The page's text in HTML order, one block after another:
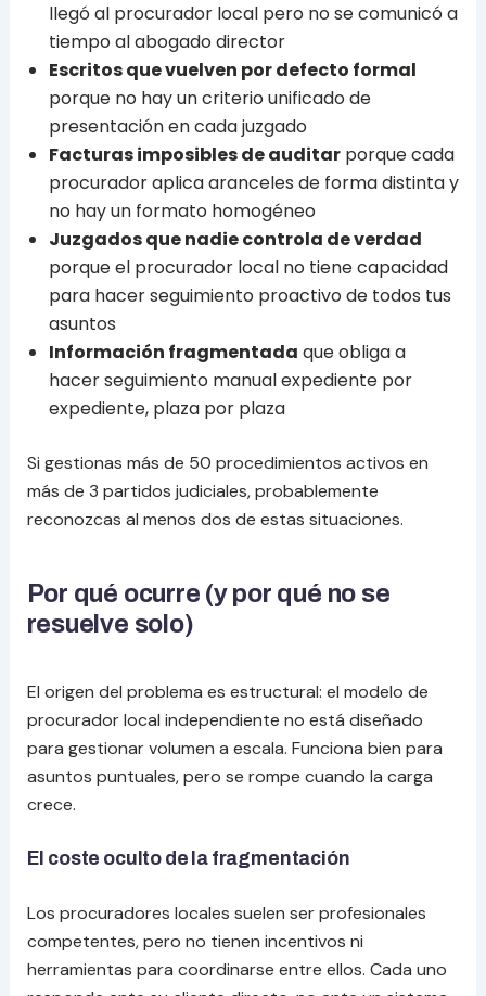
llegó al procurador local pero no se comunicó a
tiempo al abogado director
Escritos que vuelven por defecto formal
porque no hay un criterio unificado de
presentación en cada juzgado
Facturas imposibles de auditarporque cada
procurador aplica aranceles de forma distinta y
no hay un formato homogéneo
Juzgados que nadie controla de verdad
porque el procurador local no tiene capacidad
para hacer seguimiento proactivo de todos tus
asuntos
Información fragmentada que obliga a
hacer seguimiento manual expediente por
expediente, plaza por plaza
Si gestionas más de 50 procedimientos activos en
más de 3 partidos judiciales, probablemente
reconozcas al menos dos de estas situaciones.
Por qué ocurre (y por qué no se
resuelve solo)
El origen del problema es estructural: el modelo de
procurador local independiente no está diseñado
para gestionar volumen a escala. Funciona bien para
asuntos puntuales, pero se rompe cuando la carga
crece.
El coste oculto de la fragmentación
Los procuradores locales suelen ser profesionales
competentes, pero no tienen incentivos ni
herramientas para coordinarse entre ellos. Cada uno